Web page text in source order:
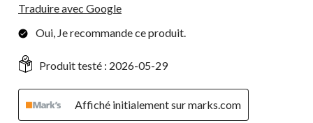
Traduire avec Google
Oui, Je recommande ce produit.
Produit testé : 2026-05-29
Affiché initialement sur marks.com